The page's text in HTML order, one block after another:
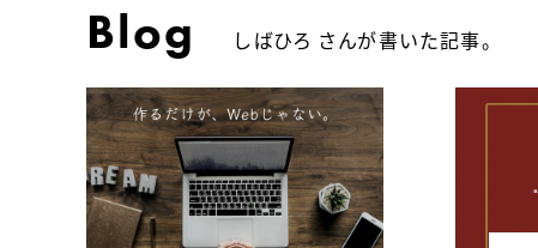
Blog しばひろ さんが書いた記事。